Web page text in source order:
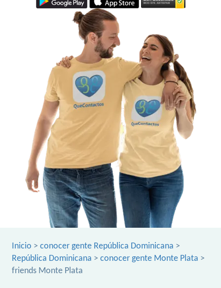
Inicio > conocer gente República Dominicana >
República Dominicana > conocer gente Monte Plata >
friends Monte Plata